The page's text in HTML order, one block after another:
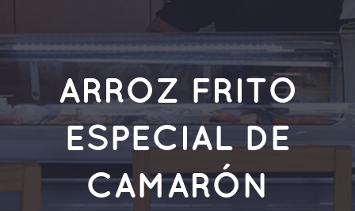
ARROZ FRITO
ESPECIAL DE
CAMARÓN